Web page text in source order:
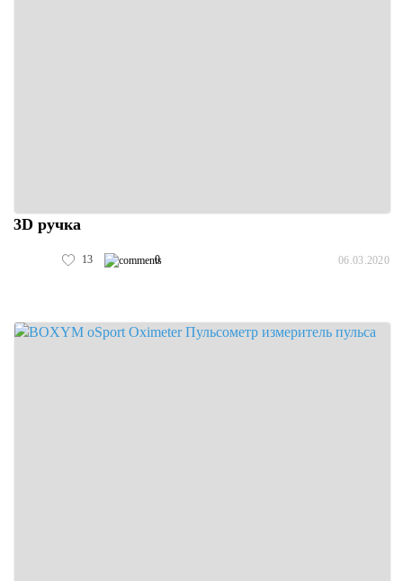
3D ручка
13 0 06.03.2020